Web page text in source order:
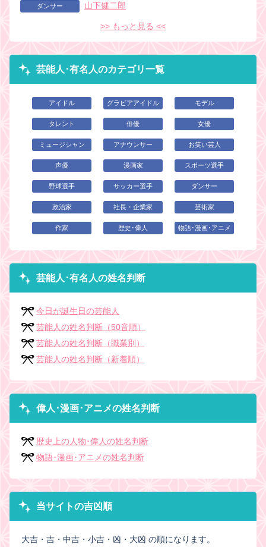
ダンサー 山下健二郎
>> もっと見る <<
芸能人･有名人のカテゴリ一覧
アイドル グラビアアイドル モデル
タレント 俳優 女優
ミュージシャン アナウンサー お笑い芸人
声優 漫画家 スポーツ選手
野球選手 サッカー選手 ダンサー
政治家 社長・企業家 芸術家
作家 歴史･偉人 物語･漫画･アニメ
芸能人･有名人の姓名判断
今日が誕生日の芸能人
芸能人の姓名判断（50音順）
芸能人の姓名判断（職業別）
芸能人の姓名判断（新着順）
偉人･漫画･アニメの姓名判断
歴史上の人物･偉人の姓名判断
物語･漫画･アニメの姓名判断
当サイトの吉凶順
大吉・吉・中吉・小吉・凶・大凶 の順になります。